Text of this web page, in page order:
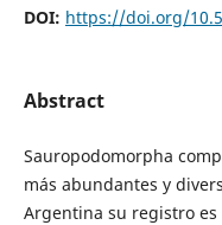
DOI: https://doi.org/
Abstract
Sauropodomorpha
más abundantes y
Argentina su registro